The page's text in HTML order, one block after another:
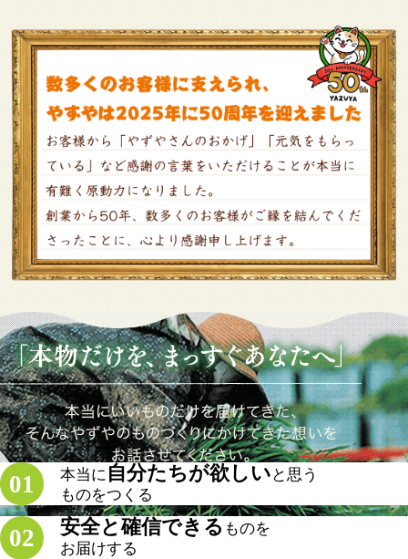
01 本当に 自分たちが欲しい と思う
ものをつくる
02 安全と確信できる ものを
お届けする